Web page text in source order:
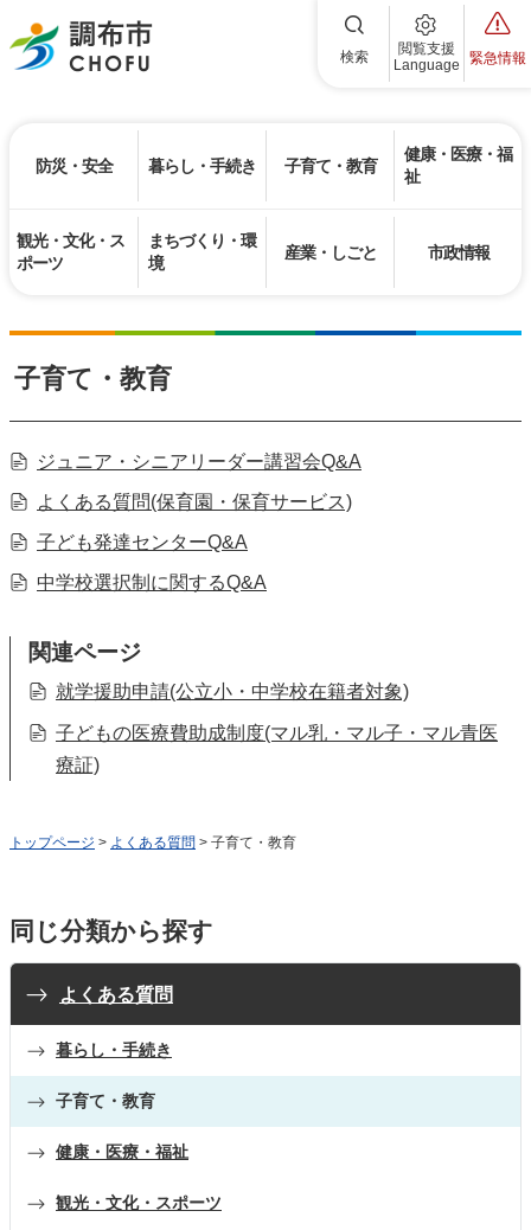
調布市 検索
閲覧支援
Language
緊急情報
防災・安全 暮らし・手続き 子育て・教育
健康・医療・福
祉
観光・文化・ス
ポーツ
まちづくり・環
境
産業・しごと 市政情報
子育て・教育
ジュニア・シニアリーダー講習会Q&A
よくある質問(保育園・保育サービス)
子ども発達センターQ&A
中学校選択制に関するQ&A
関連ページ
就学援助申請(公立小・中学校在籍者対象)
子どもの医療費助成制度(マル乳・マル子・マル青医
療証)
トップページ > よくある質問 > 子育て・教育
同じ分類から探す
よくある質問
暮らし・手続き
子育て・教育
健康・医療・福祉
観光・文化・スポーツ